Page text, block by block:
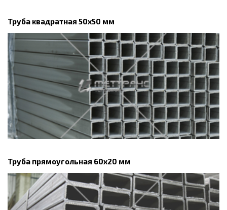
Труба квадратная 50х50 мм
Труба прямоугольная 60х20 мм